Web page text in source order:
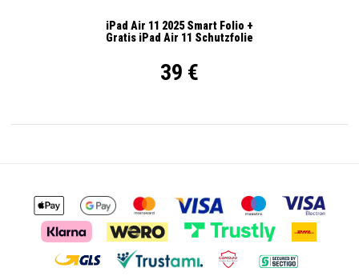
iPad Air 11 2025 Smart Folio +
Gratis iPad Air 11 Schutzfolie
39 €